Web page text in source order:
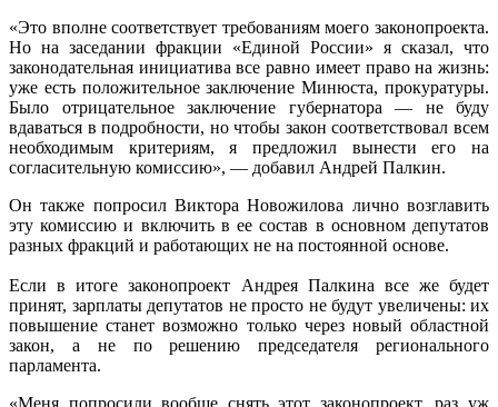
«Это вполне соответствует требованиям моего законопроекта.
Но на заседании фракции «Единой России» я сказал, что
законодательная инициатива все равно имеет право на жизнь:
уже есть положительное заключение Минюста, прокуратуры.
Было отрицательное заключение губернатора — не буду
вдаваться в подробности, но чтобы закон соответствовал всем
необходимым критериям, я предложил вынести его на
согласительную комиссию», — добавил Андрей Палкин.
Он также попросил Виктора Новожилова лично возглавить
эту комиссию и включить в ее состав в основном депутатов
разных фракций и работающих не на постоянной основе.
Если в итоге законопроект Андрея Палкина все же будет
принят, зарплаты депутатов не просто не будут увеличены: их
повышение станет возможно только через новый областной
закон, а не по решению председателя регионального
парламента.
«Меня попросили вообще снять этот законопроект, раз уж